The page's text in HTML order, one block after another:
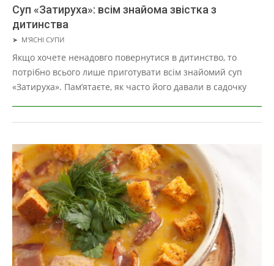
Суп «Затируха»: всім знайома звістка з
дитинства
2019-
03-
➤ М'ЯСНІ СУПИ
Якщо хочете ненадовго повернутися в дитинство, то
потрібно всього лише приготувати всім знайомий суп
«Затируха». Пам’ятаєте, як часто його давали в садочку